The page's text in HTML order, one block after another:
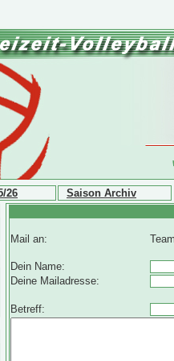
26 Saison Archiv
Mail an:
Dein Name:
Deine Mailadresse:
Betreff: